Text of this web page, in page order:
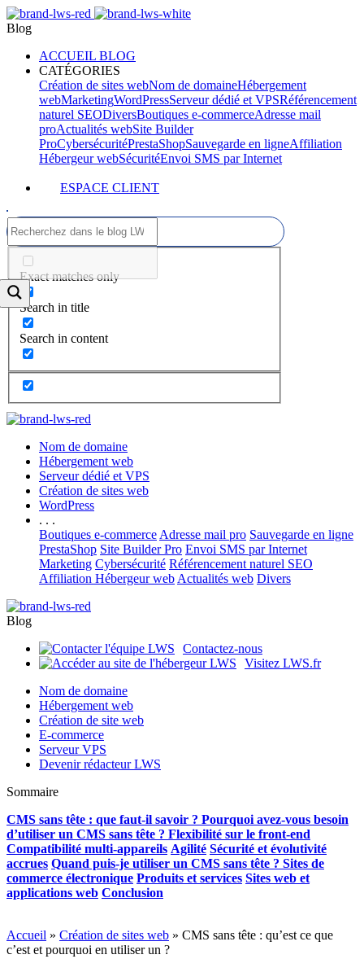
Blog
ACCUEIL BLOG
CATÉGORIES
Création de sites webNom de domaineHébergement
webMarketingWordPressServeur dédié et VPSRéférencement
naturel SEODiversBoutiques e-commerceAdresse mail
proActualités webSite Builder
ProCybersécuritéPrestaShopSauvegarde en ligneAffiliation
Hébergeur webSécuritéEnvoi SMS par Internet
ESPACE CLIENT
Exact matches only
Search in title
Search in content
Nom de domaine
Hébergement web
Serveur dédié et VPS
Création de sites web
WordPress
. . .
Boutiques e-commerce Adresse mail pro Sauvegarde en ligne
PrestaShop Site Builder Pro Envoi SMS par Internet
Marketing Cybersécurité Référencement naturel SEO
Affiliation Hébergeur web Actualités web Divers
Blog
Contactez-nous
Visitez LWS.fr
Nom de domaine
Hébergement web
Création de site web
E-commerce
Serveur VPS
Devenir rédacteur LWS
Sommaire
CMS sans tête : que faut-il savoir ? Pourquoi avez-vous besoin
d’utiliser un CMS sans tête ? Flexibilité sur le front-end
Compatibilité multi-appareils Agilité Sécurité et évolutivité
accrues Quand puis-je utiliser un CMS sans tête ? Sites de
commerce électronique Produits et services Sites web et
applications web Conclusion
Accueil » Création de sites web » CMS sans tête : qu’est ce que
c’est et pourquoi en utiliser un ?